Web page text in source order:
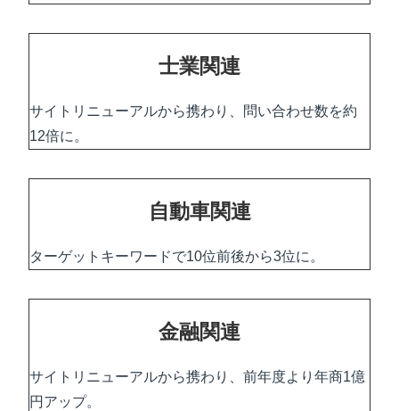
士業関連
サイトリニューアルから携わり、問い合わせ数を約
12倍に。
自動車関連
ターゲットキーワードで10位前後から3位に。
金融関連
サイトリニューアルから携わり、前年度より年商1億
円アップ。